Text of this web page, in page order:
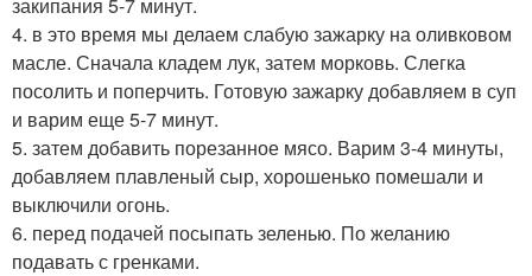
4. в это время мы делаем слабую зажарку на оливковом
масле. Сначала кладем лук, затем морковь. Слегка
посолить и поперчить. Готовую зажарку добавляем в суп
и варим еще 5-7 минут.
5. затем добавить порезанное мясо. Варим 3-4 минуты,
добавляем плавленый сыр, хорошенько помешали и
выключили огонь.
6. перед подачей посыпать зеленью. По желанию
подавать с гренками.